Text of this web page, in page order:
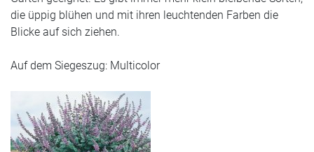
die üppig blühen und mit ihren leuchtenden Farben die
Blicke auf sich ziehen.
Auf dem Siegeszug: Multicolor